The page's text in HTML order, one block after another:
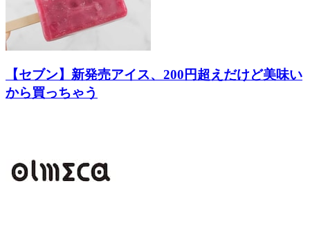
【セブン】新発売アイス、200円超えだけど美味い
から買っちゃう